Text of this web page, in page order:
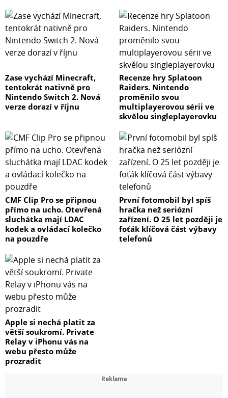
Zase vychází Minecraft,
tentokrát nativně pro
Nintendo Switch 2. Nová
verze dorazí v říjnu
Recenze hry Splatoon
Raiders. Nintendo
proměnilo svou
multiplayerovou sérii ve
skvělou singleplayerovku
CMF Clip Pro se připnou
přímo na ucho. Otevřená
sluchátka mají LDAC
kodek a ovládací kolečko
na pouzdře
První fotomobil byl spíš
hračka než seriózní
zařízení. O 25 let později je
foťák klíčová část výbavy
telefonů
Apple si nechá platit za
větší soukromí. Private
Relay v iPhonu vás na
webu přesto může
prozradit